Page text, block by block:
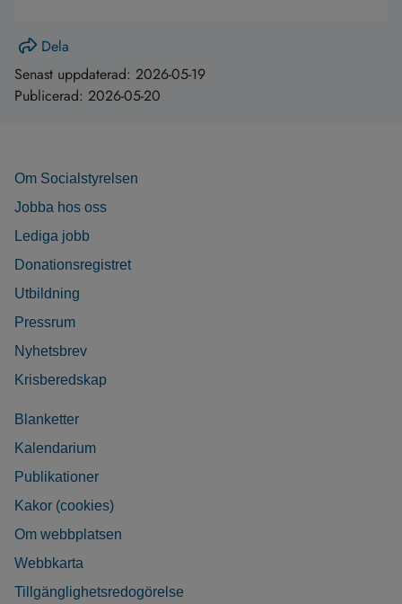
Dela
Senast uppdaterad: 2026-05-19
Publicerad: 2026-05-20
Om Socialstyrelsen
Jobba hos oss
Lediga jobb
Donationsregistret
Utbildning
Pressrum
Nyhetsbrev
Krisberedskap
Blanketter
Kalendarium
Publikationer
Kakor (cookies)
Om webbplatsen
Webbkarta
Tillgänglighetsredogörelse